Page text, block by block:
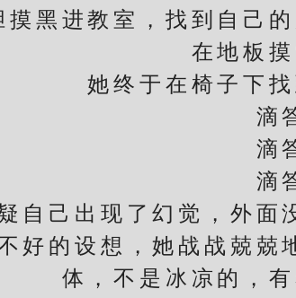
进教室，找到自己的
在地板摸
她终于在椅子下找
滴答
滴答
滴答
己出现了幻觉，外面没
的设想，她战战兢兢
体，不是冰凉的，